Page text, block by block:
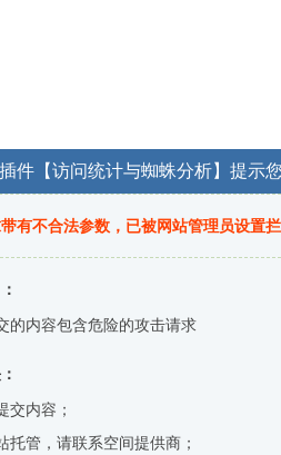
件【访问统计与蜘蛛分析】提示
有不合法参数，已被网站管理员设置拦
的内容包含危险的攻击请求
交内容；
托管，请联系空间提供商；